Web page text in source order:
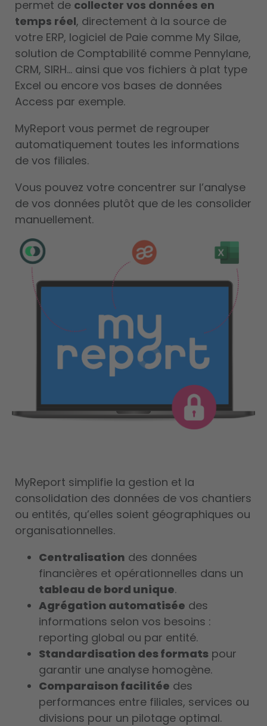
permet de collecter vos données en
temps réel, directement à la source de
votre ERP, logiciel de Paie comme My Silae,
solution de Comptabilité comme Pennylane,
CRM, SIRH… ainsi que vos fichiers à plat type
Excel ou encore vos bases de données
Access par exemple.
MyReport vous permet de regrouper
automatiquement toutes les informations
de vos filiales.
Vous pouvez votre concentrer sur l’analyse
de vos données plutôt que de les consolider
manuellement.
MyReport simplifie la gestion et la
consolidation des données de vos chantiers
ou entités, qu’elles soient géographiques ou
organisationnelles.
Centralisation des données
financières et opérationnelles dans un
tableau de bord unique.
Agrégation automatisée des
informations selon vos besoins :
reporting global ou par entité.
Standardisation des formats pour
garantir une analyse homogène.
Comparaison facilitée des
performances entre filiales, services ou
divisions pour un pilotage optimal.